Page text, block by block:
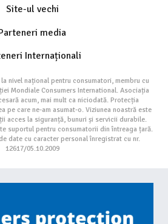
Site-ul vechi
media
Internaționali
nivel național pentru consumatori, membru cu
Mondiale Consumers International. Asociația
acum, mai mult ca niciodată. Protecția
pe care ne-am asumat-o. Viziunea noastră este
acces la siguranță, bunuri și servicii durabile.
suportul pentru consumatorii din întreaga țară.
date cu caracter personal înregistrat cu nr.
12617/05.10.2009